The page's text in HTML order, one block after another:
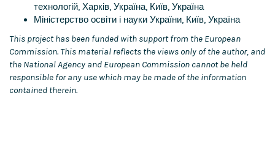
технологій, Харків, Україна, Київ, Україна
Міністерство освіти і науки України, Київ, Україна
This project has been funded with support from the European
Commission. This material reflects the views only of the author, and
the National Agency and European Commission cannot be held
responsible for any use which may be made of the information
contained therein.